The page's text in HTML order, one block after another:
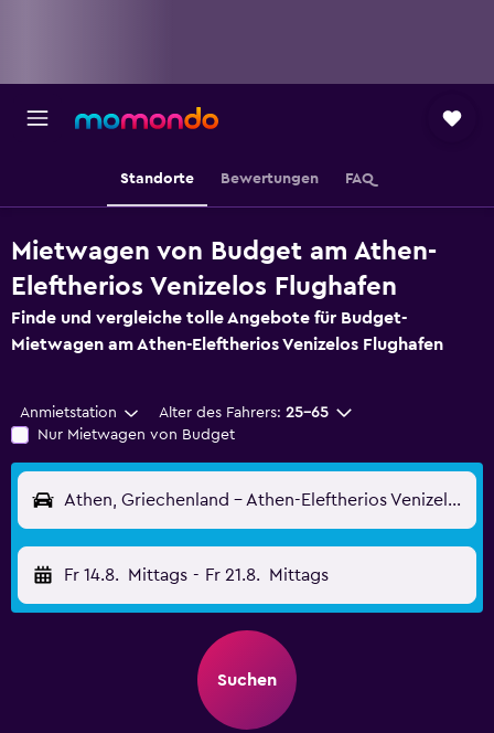
Standorte Bewertungen FAQ
Mietwagen von Budget am Athen-
Eleftherios Venizelos Flughafen
Finde und vergleiche tolle Angebote für Budget-
Mietwagen am Athen-Eleftherios Venizelos Flughafen
Anmietstation Alter des Fahrers: 25-65
Nur Mietwagen von Budget
Athen, Griechenland - Athen-Eleftherios Venizelos (ATH)
Fr 14.8. Mittags - Fr 21.8. Mittags
Suchen